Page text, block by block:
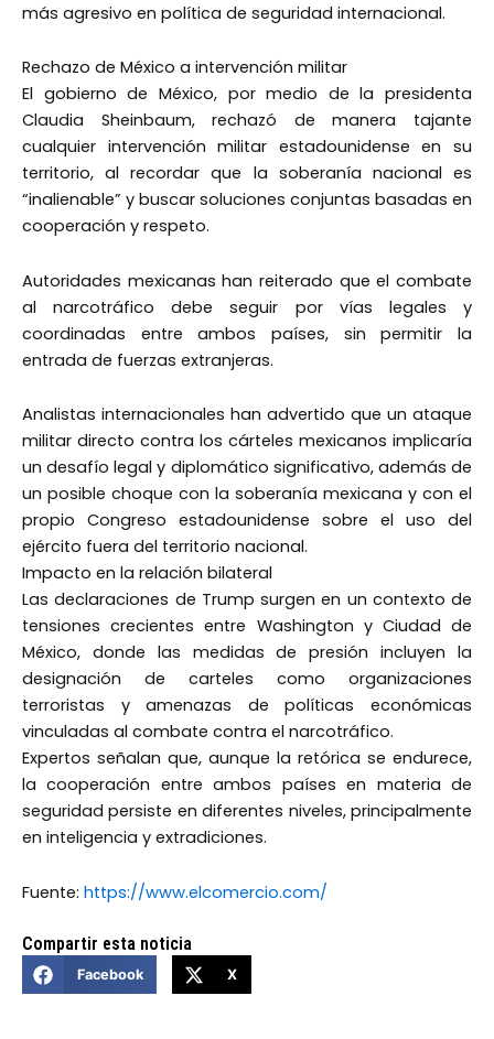
más agresivo en política de seguridad internacional.
Rechazo de México a intervención militar
El gobierno de México, por medio de la presidenta
Claudia Sheinbaum, rechazó de manera tajante
cualquier intervención militar estadounidense en su
territorio, al recordar que la soberanía nacional es
“inalienable” y buscar soluciones conjuntas basadas en
cooperación y respeto.
Autoridades mexicanas han reiterado que el combate
al narcotráfico debe seguir por vías legales y
coordinadas entre ambos países, sin permitir la
entrada de fuerzas extranjeras.
Analistas internacionales han advertido que un ataque
militar directo contra los cárteles mexicanos implicaría
un desafío legal y diplomático significativo, además de
un posible choque con la soberanía mexicana y con el
propio Congreso estadounidense sobre el uso del
ejército fuera del territorio nacional.
Impacto en la relación bilateral
Las declaraciones de Trump surgen en un contexto de
tensiones crecientes entre Washington y Ciudad de
México, donde las medidas de presión incluyen la
designación de carteles como organizaciones
terroristas y amenazas de políticas económicas
vinculadas al combate contra el narcotráfico.
Expertos señalan que, aunque la retórica se endurece,
la cooperación entre ambos países en materia de
seguridad persiste en diferentes niveles, principalmente
en inteligencia y extradiciones.
Fuente: https://www.elcomercio.com/
Compartir esta noticia
Facebook X